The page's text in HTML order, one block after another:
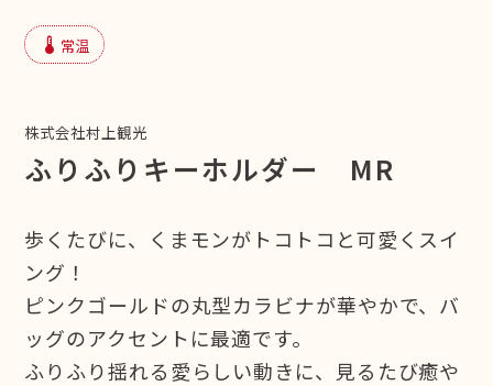
device_thermostat 常温
株式会社村上観光
ふりふりキーホルダー MR
歩くたびに、くまモンがトコトコと可愛くスイ
ング！
ピンクゴールドの丸型カラビナが華やかで、バ
ッグのアクセントに最適です。
ふりふり揺れる愛らしい動きに、見るたび癒や